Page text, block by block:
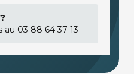
au 03 88 64 37 13